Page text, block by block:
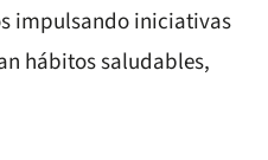
impulsando iniciativas
hábitos saludables,